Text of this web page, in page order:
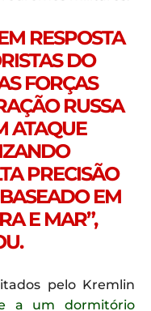
RESPOSTA
DO
FORÇAS
RUSSA
ATAQUE
PRECISÃO
EM
E MAR”,
pelo Kremlin
a um dormitório